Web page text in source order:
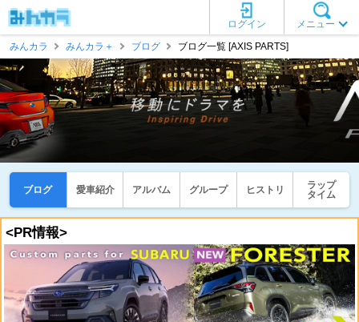
メニュー
ログイン
みんカラ
みんカラ＋ ブログ ブログ一覧 [AXIS PARTS]
ブログ 愛車紹介 アルバム グループ ヒストリ
ラップ
タイム
<PR情報>